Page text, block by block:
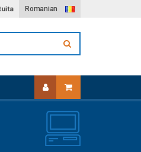
Romanian